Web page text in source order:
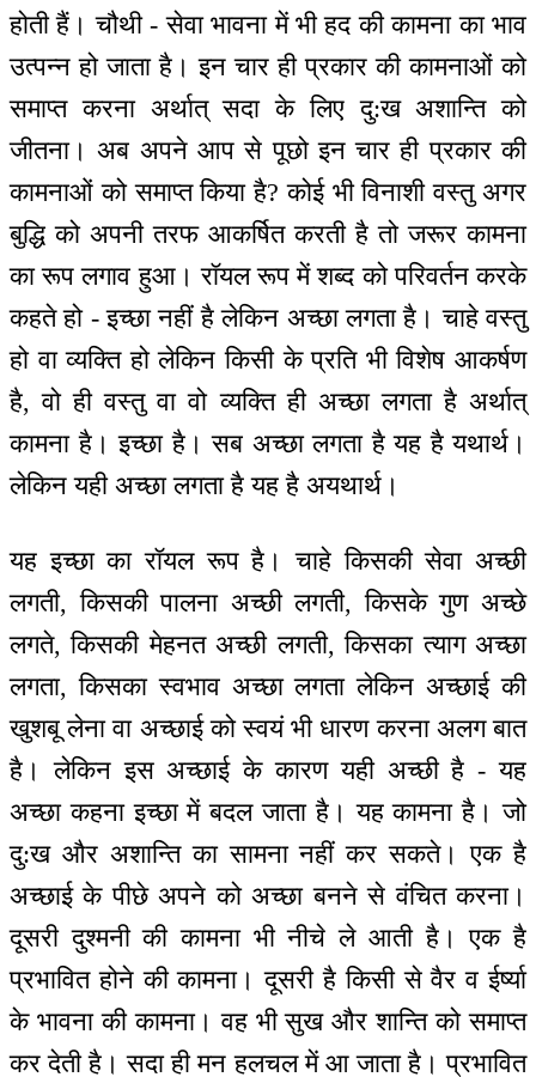
होती हैं। चौथी - सेवा भावना में भी हद की कामना का भाव
उत्पन्न हो जाता है। इन चार ही प्रकार की कामनाओं को
समाप्त करना अर्थात् सदा के लिए दु:ख अशान्ति को
जीतना। अब अपने आप से पूछो इन चार ही प्रकार की
कामनाओं को समाप्त किया है? कोई भी विनाशी वस्तु अगर
बुद्धि को अपनी तरफ आकर्षित करती है तो जरूर कामना
का रूप लगाव हुआ। रॉयल रूप में शब्द को परिवर्तन करके
कहते हो - इच्छा नहीं है लेकिन अच्छा लगता है। चाहे वस्तु
हो वा व्यक्ति हो लेकिन किसी के प्रति भी विशेष आकर्षण
है, वो ही वस्तु वा वो व्यक्ति ही अच्छा लगता है अर्थात्
कामना है। इच्छा है। सब अच्छा लगता है यह है यथार्थ।
लेकिन यही अच्छा लगता है यह है अयथार्थ।
यह इच्छा का रॉयल रूप है। चाहे किसकी सेवा अच्छी
लगती, किसकी पालना अच्छी लगती, किसके गुण अच्छे
लगते, किसकी मेहनत अच्छी लगती, किसका त्याग अच्छा
लगता, किसका स्वभाव अच्छा लगता लेकिन अच्छाई की
खुशबू लेना वा अच्छाई को स्वयं भी धारण करना अलग बात
है। लेकिन इस अच्छाई के कारण यही अच्छी है - यह
अच्छा कहना इच्छा में बदल जाता है। यह कामना है। जो
दु:ख और अशान्ति का सामना नहीं कर सकते। एक है
अच्छाई के पीछे अपने को अच्छा बनने से वंचित करना।
दूसरी दुश्मनी की कामना भी नीचे ले आती है। एक है
प्रभावित होने की कामना। दूसरी है किसी से वैर व ईर्ष्या
के भावना की कामना। वह भी सुख और शान्ति को समाप्त
कर देती है। सदा ही मन हलचल में आ जाता है। प्रभावित